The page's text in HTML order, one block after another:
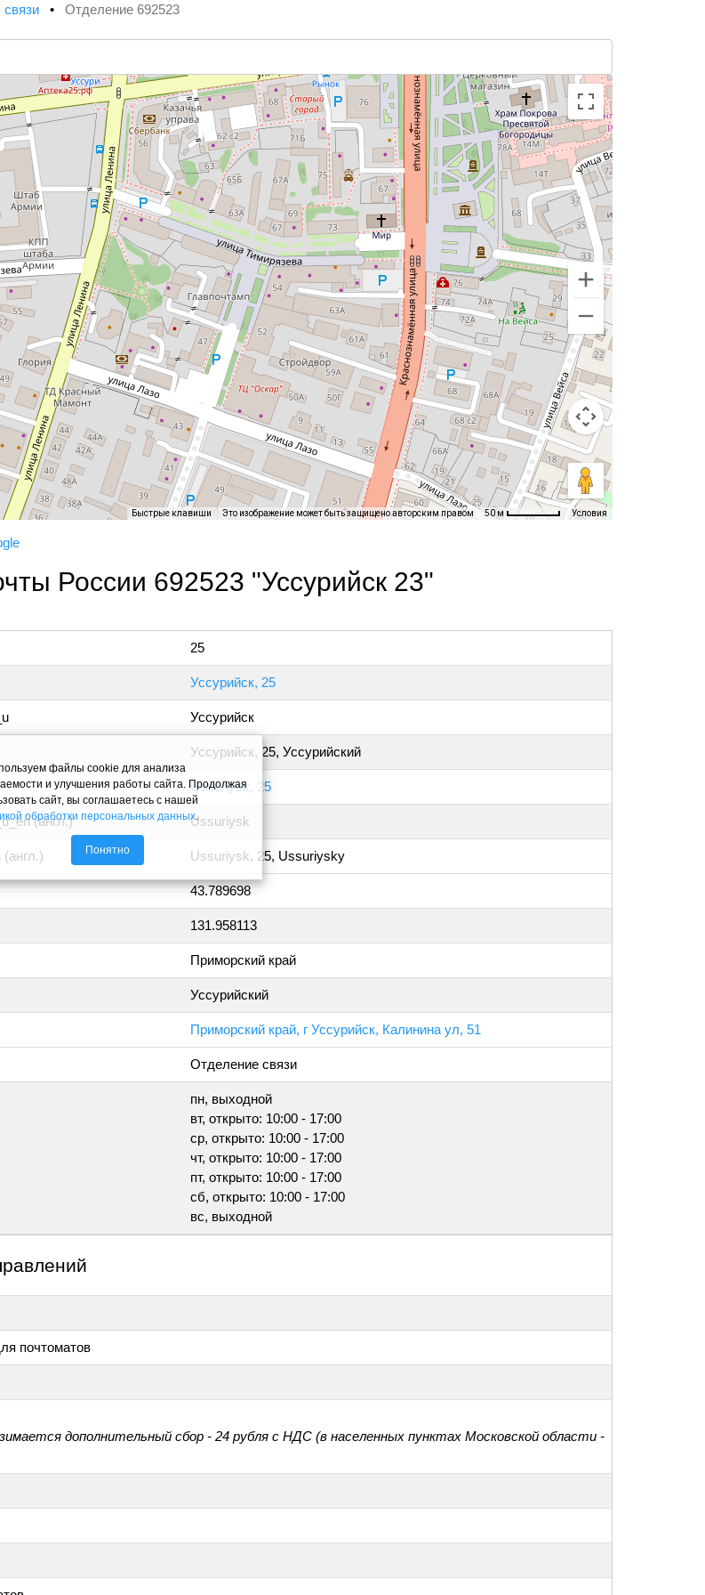
• Отделение 692523
Быстрые клавиши Это изображение может быть защищено авторским правом 50 м Условия
России 692523 "Уссурийск 23"
25
Уссурийск, 25
Уссурийск
Уссурийск, 25, Уссурийский
Ussuriysk, 25
(англ.) Ussuriysk
Ussuriysk, 25, Ussuriysky
43.789698
131.958113
Приморский край
Уссурийский
Приморский край, г Уссурийск, Калинина ул, 51
Отделение связи
пн, выходной
вт, открыто: 10:00 - 17:00
ср, открыто: 10:00 - 17:00
чт, открыто: 10:00 - 17:00
пт, открыто: 10:00 - 17:00
сб, открыто: 10:00 - 17:00
вс, выходной
почтоматов
дополнительный сбор - 24 рубля с НДС (в населенных пунктах Московской области -
файлы cookie для анализа
и улучшения работы сайта. Продолжая
сайт, вы соглашаетесь с нашей
обработки персональных данных.
Понятно